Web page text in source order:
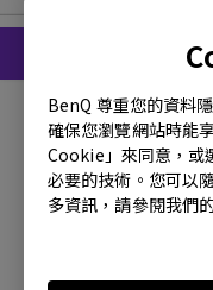
BenQ 尊重您的資料
確保您瀏覽網站時能
Cookie」來同意，或
必要的技術。您可以
多資訊，請參閱我們
使用手冊
使用手冊
更新:2009/01/05
語言:Traditional